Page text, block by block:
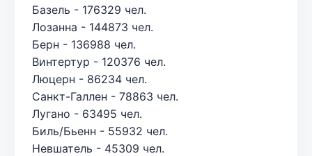
Базель - 176329 чел.
Лозанна - 144873 чел.
Берн - 136988 чел.
Винтертур - 120376 чел.
Люцерн - 86234 чел.
Санкт-Галлен - 78863 чел.
Лугано - 63495 чел.
Биль/Бьенн - 55932 чел.
Невшатель - 45309 чел.